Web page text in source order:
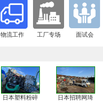
物流工作 工厂专场 面试会
日本塑料粉碎 日本招聘网琦